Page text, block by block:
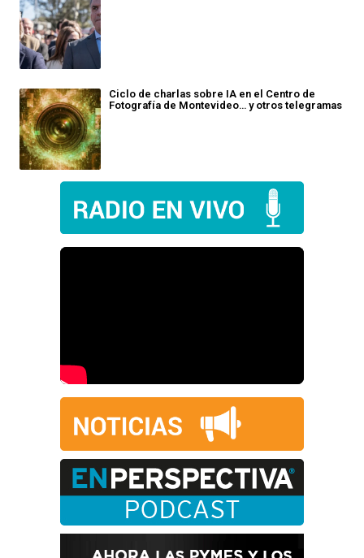
Ciclo de charlas sobre IA en el Centro de
Fotografía de Montevideo… y otros telegramas